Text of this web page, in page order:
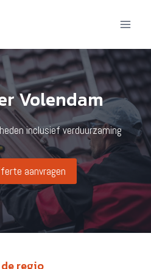
Volendam
inclusief verduurzaming
aanvragen